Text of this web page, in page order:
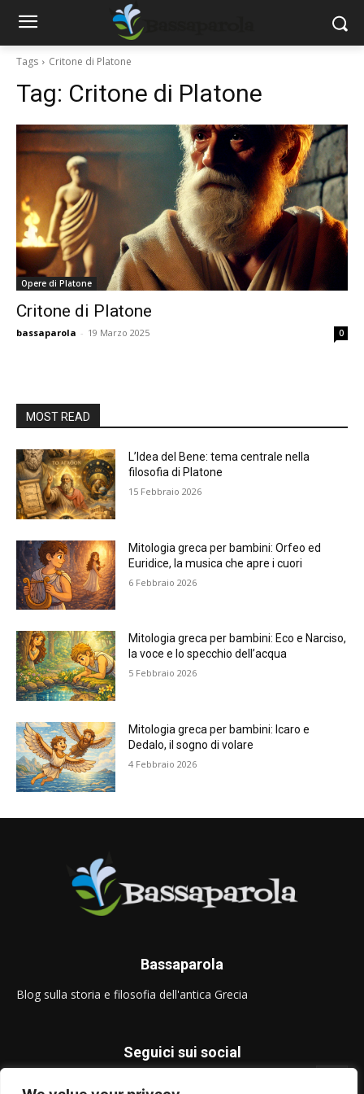
Tags Critone di Platone
Tag: Critone di Platone
Opere di Platone
Critone di Platone
bassaparola - 19 Marzo 2025 0
MOST READ
L’Idea del Bene: tema centrale nella
filosofia di Platone
15 Febbraio 2026
Mitologia greca per bambini: Orfeo ed
Euridice, la musica che apre i cuori
6 Febbraio 2026
Mitologia greca per bambini: Eco e Narciso,
la voce e lo specchio dell’acqua
5 Febbraio 2026
Mitologia greca per bambini: Icaro e
Dedalo, il sogno di volare
4 Febbraio 2026
Bassaparola
Blog sulla storia e filosofia dell'antica Grecia
Seguici sui social